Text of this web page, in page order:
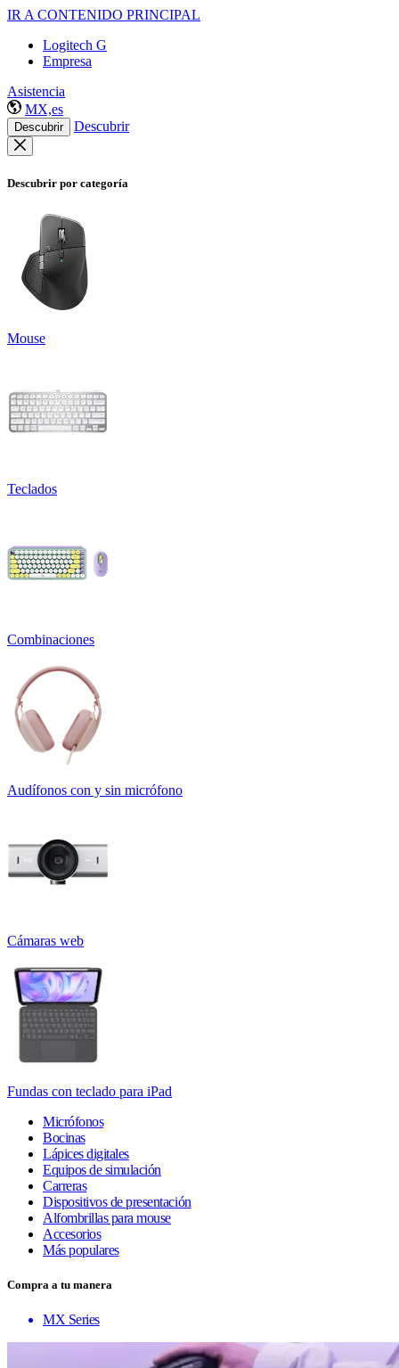
IR A CONTENIDO PRINCIPAL
Logitech G
Empresa
Asistencia
MX,es
Descubrir Descubrir
Descubrir por categoría
Mouse
Teclados
Combinaciones
Audífonos con y sin micrófono
Cámaras web
Fundas con teclado para iPad
Micrófonos
Bocinas
Lápices digitales
Equipos de simulación
Carreras
Dispositivos de presentación
Alfombrillas para mouse
Accesorios
Más populares
Compra a tu manera
MX Series